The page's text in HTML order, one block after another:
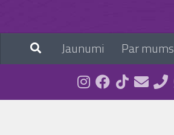
Jaunumi Par mums